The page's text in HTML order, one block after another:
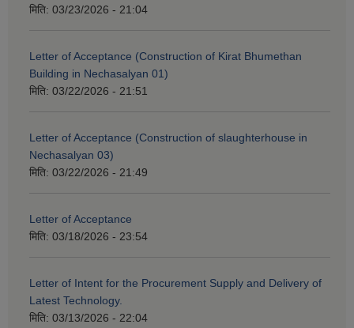
मिति: 03/23/2026 - 21:04
Letter of Acceptance (Construction of Kirat Bhumethan
Building in Nechasalyan 01)
मिति: 03/22/2026 - 21:51
Letter of Acceptance (Construction of slaughterhouse in
Nechasalyan 03)
मिति: 03/22/2026 - 21:49
Letter of Acceptance
मिति: 03/18/2026 - 23:54
Letter of Intent for the Procurement Supply and Delivery of
Latest Technology.
मिति: 03/13/2026 - 22:04